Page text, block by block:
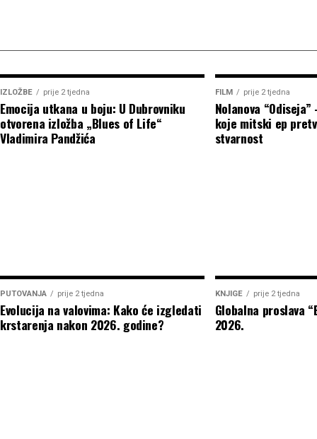
IZLOŽBE prije 2 tjedna
Emocija utkana u boju: U Dubrovniku
otvorena izložba „Blues of Life“
Vladimira Pandžića
FILM prije 2 tjedna
Nolanova
koje mitski ep
stvarnost
PUTOVANJA prije 2 tjedna
Evolucija na valovima: Kako će izgledati
krstarenja nakon 2026. godine?
KNJIGE prije 2 tjedna
Globalna proslava
2026.